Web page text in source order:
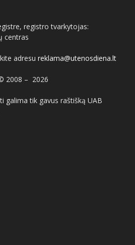
registro tvarkytojas:
centras
adresu reklama@utenosdiena.lt
2008 – 2026
galima tik gavus raštišką UAB